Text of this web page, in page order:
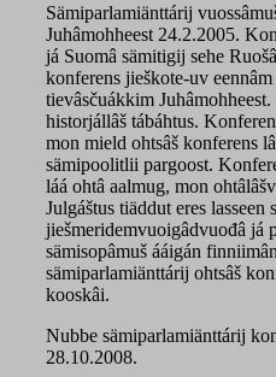
Sämiparlamiänttárij
Juhâmohheest 24.2.2005.
já Suomâ sämitigij sehe
konferens jieškote-uv
tievâsčuákkim
historjállâš tábáhtus.
mon mield ohtsâš konferens
sämipoolitlii pargoost.
láá ohtâ aalmug, mon
Julgáštus tiäddut eres lasseen
jiešmeridemvuoigâdvuođâ já
sämisopâmuš ááigán
sämiparlamiänttárij ohtsâš
kooskâi.
Nubbe sämiparlamiänttárij
28.10.2008.